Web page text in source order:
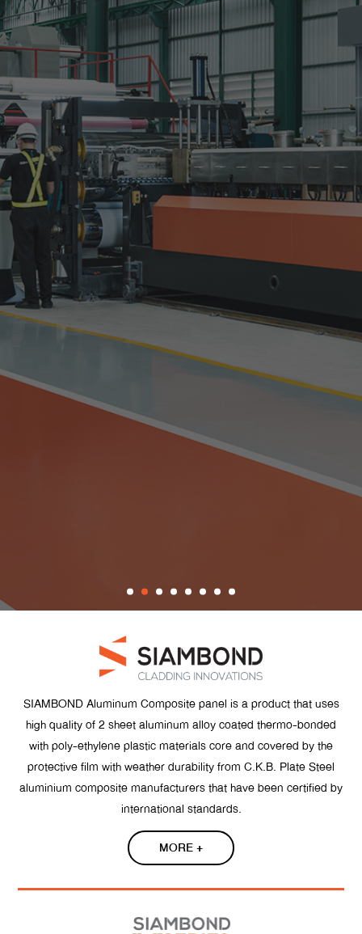
SIAMBOND Aluminum Composite panel is a product that uses
high quality of 2 sheet aluminum alloy coated thermo-bonded
with poly-ethylene plastic materials core and covered by the
protective film with weather durability from C.K.B. Plate Steel
aluminium composite manufacturers that have been certified by
international standards.
MORE +